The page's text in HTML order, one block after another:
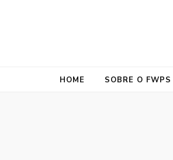
HOME SOBRE O FWPS